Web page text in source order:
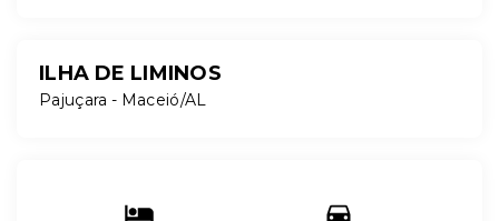
ILHA DE LIMINOS
Pajuçara - Maceió/AL